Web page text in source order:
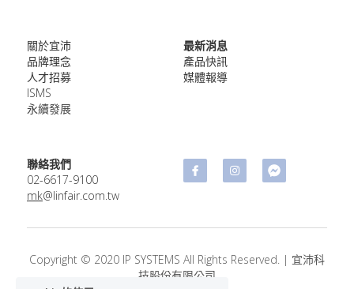
關於宜沛
品牌理念
人才招募
ISMS
永續發展
最新消息
產品快訊
媒體報導
聯絡我們
02-​6617-9100
mk@linfair.com.tw
Copyright © 2020 IP SYSTEMS All Rights Reserved. | 宜沛科
技股份有限公司